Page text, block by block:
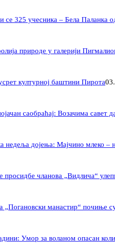
се 325 учесника – Бела Паланка
природе у галерији
културној баштини Пирота
саобраћај: Возачима савет
недеља дојења: Мајчино млеко –
чланова „Видлича“
„Погановски манастир“ почиње
Умор за воланом опасан